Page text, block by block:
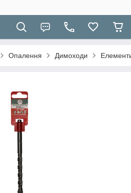
Опалення Димоходи